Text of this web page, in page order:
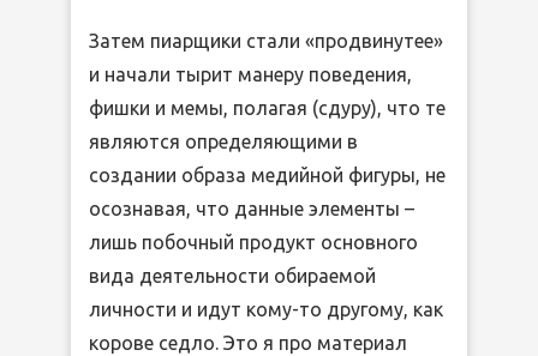
Затем пиарщики стали «продвинутее»
и начали тырит манеру поведения,
фишки и мемы, полагая (сдуру), что те
являются определяющими в
создании образа медийной фигуры, не
осознавая, что данные элементы –
лишь побочный продукт основного
вида деятельности обираемой
личности и идут кому-то другому, как
корове седло. Это я про материал